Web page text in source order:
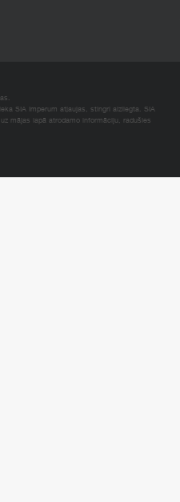
SIA Imperum atļaujas, stingri aizliegta. SIA
mājas lapā atrodamo informāciju, radušies